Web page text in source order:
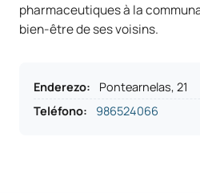
pharmaceutiques à la
bien-être de ses voisins.
Enderezo:
Pontearnelas, 21
Teléfono: 986524066